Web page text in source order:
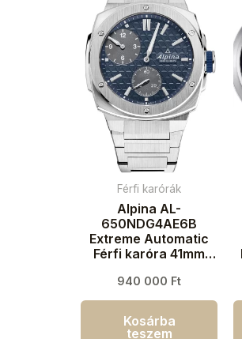
Férfi karórák
Alpina AL-
650NDG4AE6B
Extreme Automatic
Férfi karóra 41mm
940 000 Ft
Kosárba
teszem